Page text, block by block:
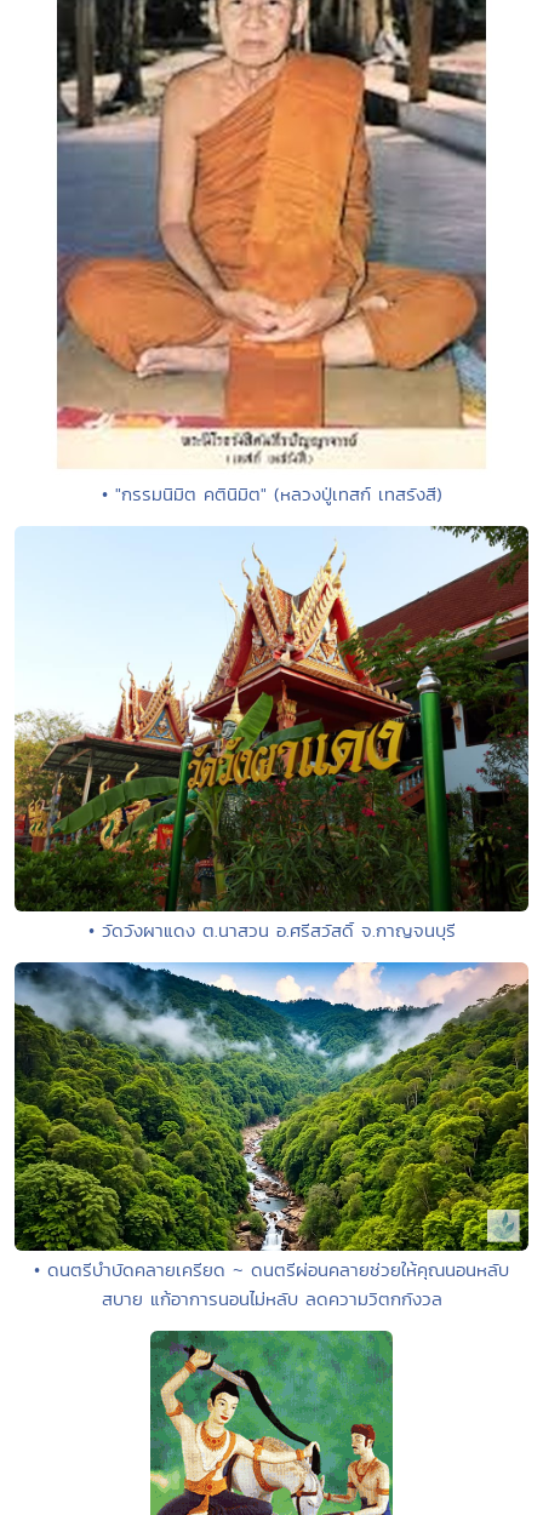
• "กรรมนิมิต คตินิมิต" (หลวงปู่เทสก์ เทสรังสี)
• วัดวังผาแดง ต.นาสวน อ.ศรีสวัสดิ์ จ.กาญจนบุรี
• ดนตรีบำบัดคลายเครียด ~ ดนตรีผ่อนคลายช่วยให้คุณนอนหลับ
สบาย แก้อาการนอนไม่หลับ ลดความวิตกกังวล